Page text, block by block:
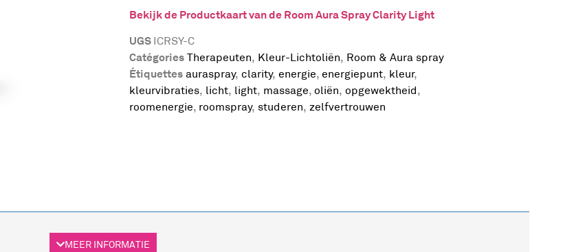
Bekijk de Productkaart van de Room Aura Spray Clarity Light
UGS ICRSY-C
Catégories Therapeuten, Kleur-Lichtoliën, Room & Aura spray
Étiquettes auraspray, clarity, energie, energiepunt, kleur,
kleurvibraties, licht, light, massage, oliën, opgewektheid,
roomenergie, roomspray, studeren, zelfvertrouwen
MEER INFORMATIE